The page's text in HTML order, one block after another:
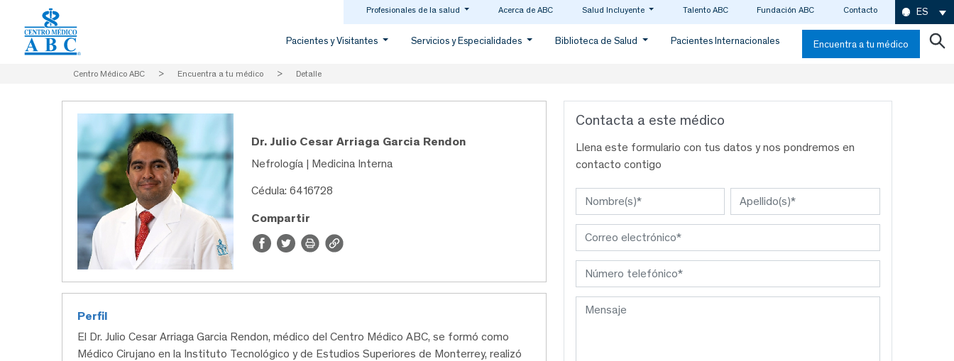
Profesionales de la salud Acerca de ABC Salud Incluyente Talento ABC Fundación ABC Contacto ES
Pacientes y Visitantes Servicios y Especialidades Biblioteca de Salud Pacientes Internacionales Encuentra a tu médico
Centro Médico ABC > Encuentra a tu médico > Detalle
Dr. Julio Cesar Arriaga Garcia Rendon
Nefrología | Medicina Interna
Cédula: 6416728
Compartir
Perfil
El Dr. Julio Cesar Arriaga Garcia Rendon, médico del Centro Médico ABC, se formó como
Médico Cirujano en la Instituto Tecnológico y de Estudios Superiores de Monterrey, realizó
Contacta a este médico
Llena este formulario con tus datos y nos pondremos en
contacto contigo